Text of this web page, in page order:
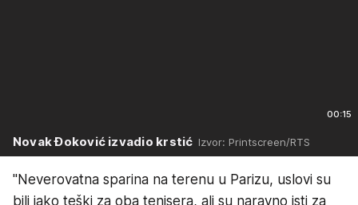
00:15
Novak Đoković izvadio krstić Izvor: Printscreen/RTS
"Neverovatna sparina na terenu u Parizu, uslovi su
bili jako teški za oba tenisera, ali su naravno isti za